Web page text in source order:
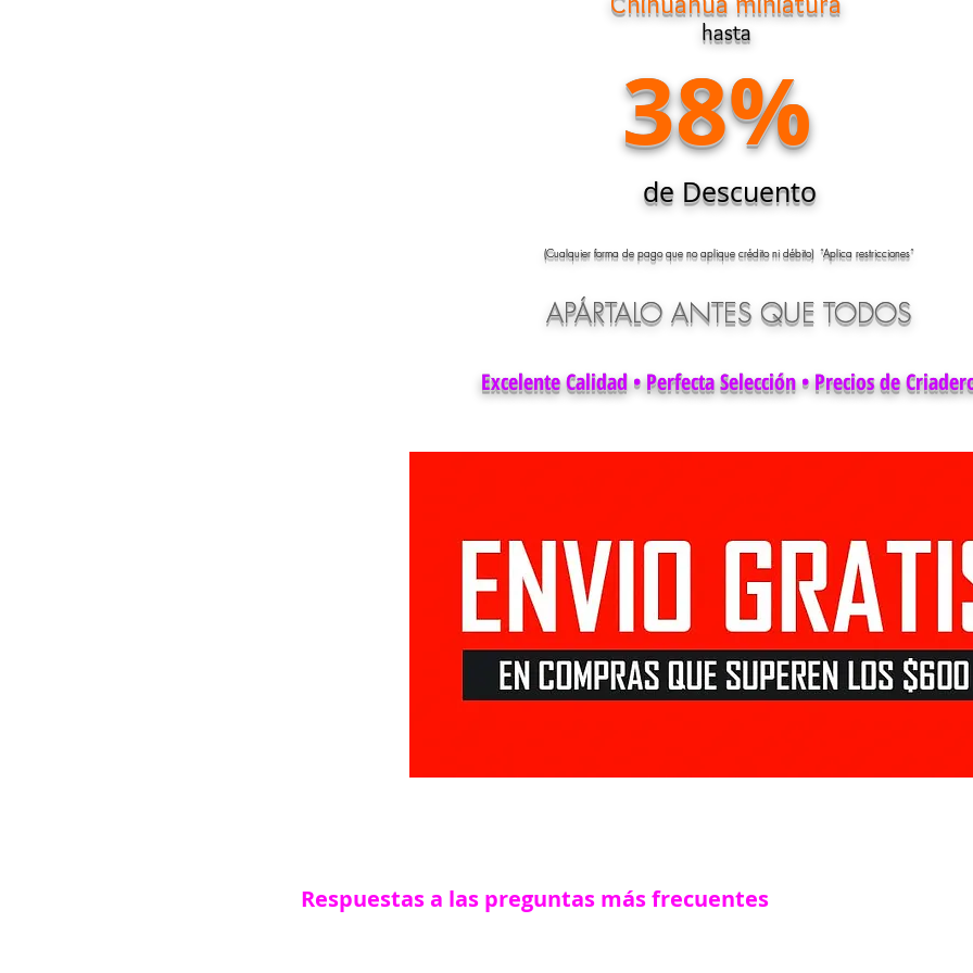
hasta
38%
de Descuento
(Cualquier forma de pago que no aplique crédito ni débito) “Aplica restricciones”
APÁRTALO ANTES QUE TODOS
Excelente Calidad • Perfecta Selección • Precios de
Respuestas a las preguntas más frecuentes